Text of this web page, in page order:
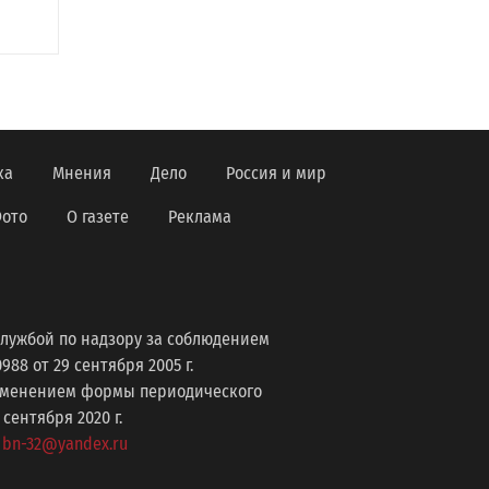
Мнения Дело Россия и мир
О газете Реклама
по надзору за соблюдением
от 29 сентября 2005 г.
формы периодического
2020 г.
32@yandex.ru